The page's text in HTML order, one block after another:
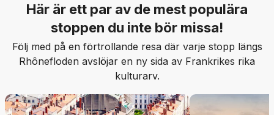
Här är ett par av de mest populära
stoppen du inte bör missa!
Följ med på en förtrollande resa där varje stopp längs
Rhônefloden avslöjar en ny sida av Frankrikes rika
kulturarv.